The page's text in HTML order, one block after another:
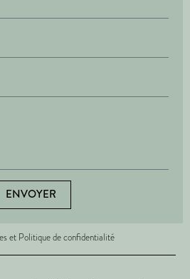
ENVOYER
et Politique de confidentialité